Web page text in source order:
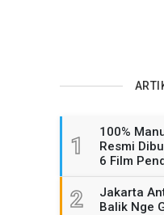
1
100%
Resmi
6 Film
2
Jakarta
Balik Nge